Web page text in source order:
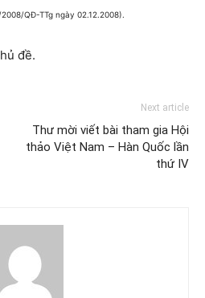
QĐ-TTg ngày 02.12.2008).
đề.
Next article
Thư mời viết bài tham gia Hội
thảo Việt Nam – Hàn Quốc lần
thứ IV